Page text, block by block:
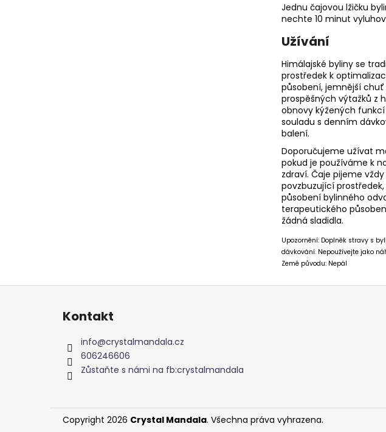
Jednu čajovou lžičku
nechte 10 minut
Užívání
Himálajské byliny se
prostředek k
působení, jemnější
prospěšných výtažků z
obnovy kýžených
souladu s denním
balení.
Doporučujeme užívat
pokud je používáme k
zdraví. Čaje pijeme
povzbuzující
působení bylinného
terapeutického
žádná sladidla.
Upozornění: Doplněk stravy s
dávkování. Nepoužívejte jako
Země původu: Nepál
Z
Kontakt
info@crystalmandala.cz
606246606
Zůstaňte s námi na fb:crystalmandala
Copyright 2026 Crystal Mandala. Všechna práva vyhrazena.